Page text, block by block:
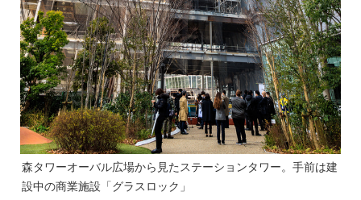
森タワーオーバル広場から見たステーションタワー。手前は建
設中の商業施設「グラスロック」